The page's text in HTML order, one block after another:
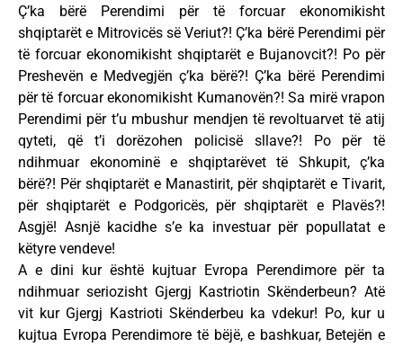
Ç’ka bërë Perendimi për të forcuar ekonomikisht
shqiptarët e Mitrovicës së Veriut?! Ç’ka bërë Perendimi për
të forcuar ekonomikisht shqiptarët e Bujanovcit?! Po për
Preshevën e Medvegjën ç’ka bërë?! Ç’ka bërë Perendimi
për të forcuar ekonomikisht Kumanovën?! Sa mirë vrapon
Perendimi për t’u mbushur mendjen të revoltuarvet të atij
qyteti, që t’i dorëzohen policisë sllave?! Po për të
ndihmuar ekonominë e shqiptarëvet të Shkupit, ç’ka
bërë?! Për shqiptarët e Manastirit, për shqiptarët e Tivarit,
për shqiptarët e Podgoricës, për shqiptarët e Plavës?!
Asgjë! Asnjë kacidhe s’e ka investuar për popullatat e
këtyre vendeve!
A e dini kur është kujtuar Evropa Perendimore për ta
ndihmuar seriozisht Gjergj Kastriotin Skënderbeun? Atë
vit kur Gjergj Kastrioti Skënderbeu ka vdekur! Po, kur u
kujtua Evropa Perendimore të bëjë, e bashkuar, Betejën e